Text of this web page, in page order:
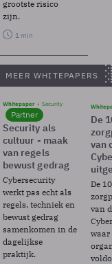
grootste risico
zijn.
1 min
MEER WHITEPAPERS
Whitepaper Security
Partner
Security als
cultuur - maak
van regels
bewust gedrag
Cybersecurity
werkt pas echt als
regels, techniek en
bewust gedrag
samenkomen in de
dagelijkse
praktijk.
De
van
De
van
waar